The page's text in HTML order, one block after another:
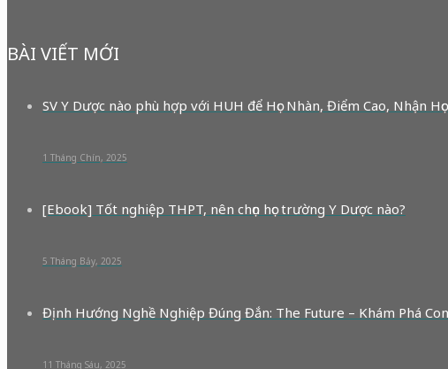
BÀI VIẾT MỚI
SV Y Dược nào phù hợp với HUH để Học Nhàn, Điểm Cao, Nhận
1 Tháng Chín, 2025
[Ebook] Tốt nghiệp THPT, nên chọn học trường Y Dược nào?
5 Tháng Bảy, 2025
Định Hướng Nghề Nghiệp Đúng Đắn: The Future – Khám Phá
11 Tháng Sáu, 2025